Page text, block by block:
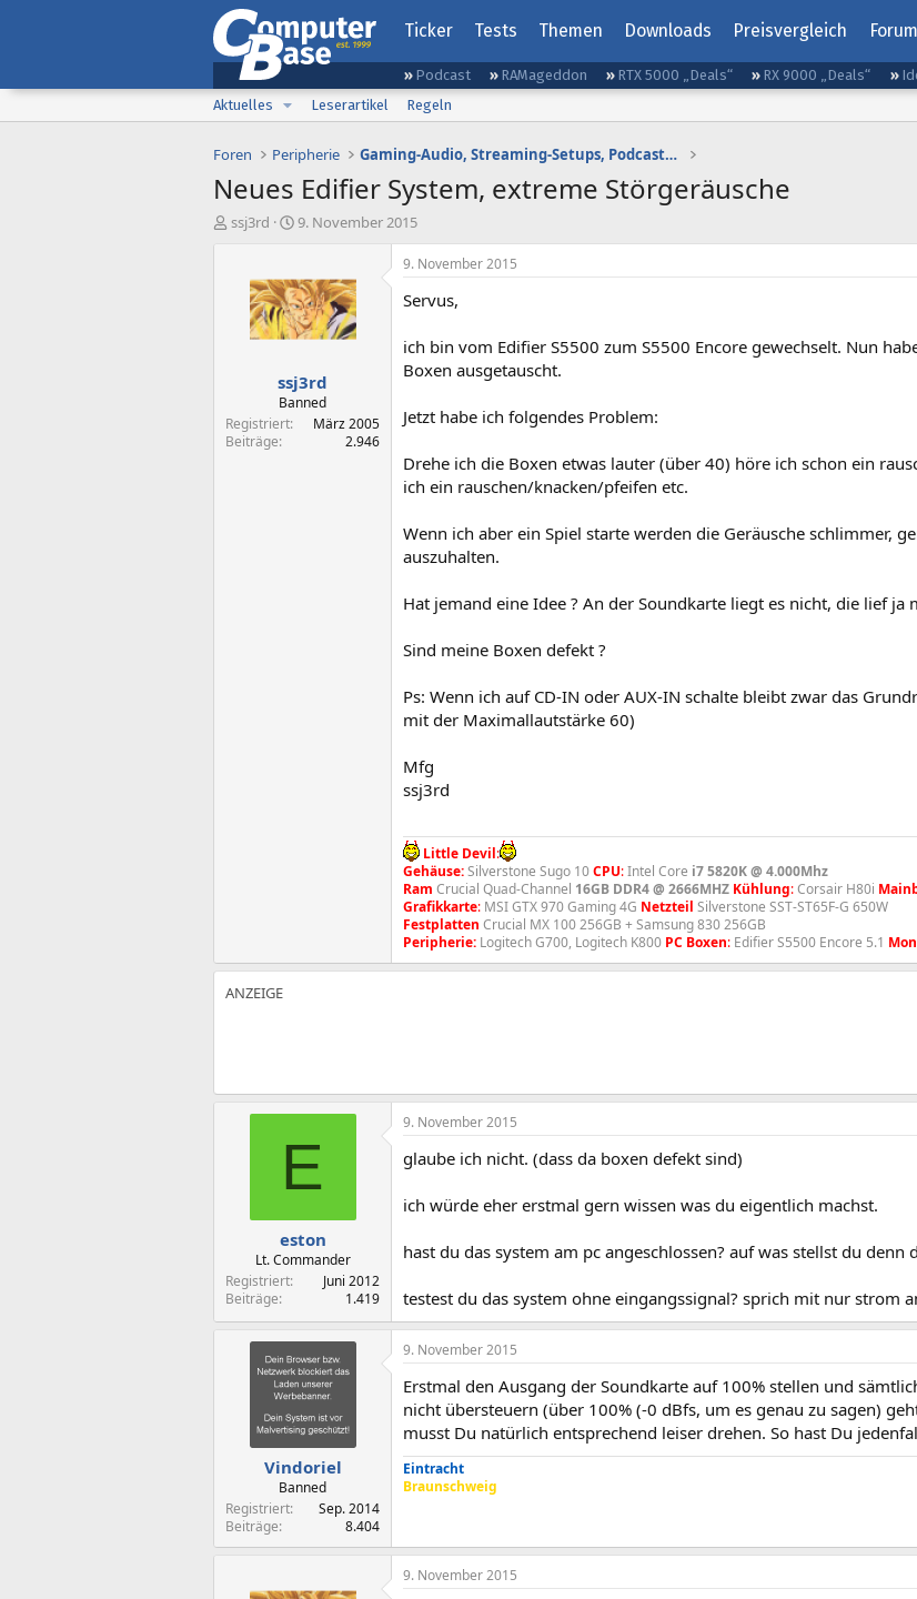
Ticker Tests Themen Downloads Preisvergleich Forum
Podcast RAMageddon RTX 5000 „Deals“ RX 9000 „Deals“
Aktuelles
Leserartikel Regeln
Foren Peripherie Gaming-Audio, Streaming-Setups, Podcasting etc.
Neues Edifier System, extreme Störgeräusche
E
ssj3rd
E
t
e
l
l
a
m
9. November 2015
ssj3rd
Banned
Registriert
März 2005
Beiträge
2.946
9. November 2015
Servus,
ich bin vom Edifier S5500 zum S5500 Encore gewechselt. Nun
Boxen ausgetauscht.
Jetzt habe ich folgendes Problem:
Drehe ich die Boxen etwas lauter (über 40) höre ich schon ein
ich ein rauschen/knacken/pfeifen etc.
Wenn ich aber ein Spiel starte werden die Geräusche schlimmer,
auszuhalten.
Hat jemand eine Idee ? An der Soundkarte liegt es nicht, die lief ja
Sind meine Boxen defekt ?
Ps: Wenn ich auf CD-IN oder AUX-IN schalte bleibt zwar das
mit der Maximallautstärke 60)
Mfg
ssj3rd
Little Devil:
Gehäuse:Silverstone Sugo 10CPU:Intel Core i7 5820K @ 4.000Mhz
Ram Crucial Quad-Channel 16GB DDR4 @ 2666MHZ Kühlung:Corsair H80i
Grafikkarte: MSI GTX 970 Gaming 4G Netzteil Silverstone SST-ST65F-G 650W
Festplatten Crucial MX 100 256GB + Samsung 830 256GB
Peripherie: Logitech G700, Logitech K800 PC Boxen: Edifier S5500 Encore 5.1
E
eston
Lt. Commander
Registriert
Juni 2012
Beiträge
1.419
9. November 2015
glaube ich nicht. (dass da boxen defekt sind)
ich würde eher erstmal gern wissen was du eigentlich machst.
hast du das system am pc angeschlossen? auf was stellst du denn
testest du das system ohne eingangssignal? sprich mit nur strom
Vindoriel
Banned
Registriert
Sep. 2014
Beiträge
8.404
9. November 2015
Erstmal den Ausgang der Soundkarte auf 100% stellen und
nicht übersteuern (über 100% (-0 dBfs, um es genau zu sagen)
musst Du natürlich entsprechend leiser drehen. So hast Du
Eintracht
Braunschweig
9. November 2015